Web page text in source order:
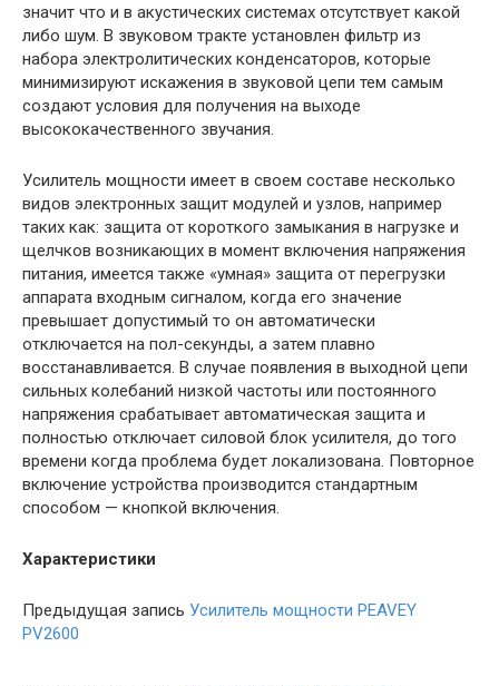
значит что и в акустических системах отсутствует какой
либо шум. В звуковом тракте установлен фильтр из
набора электролитических конденсаторов, которые
минимизируют искажения в звуковой цепи тем самым
создают условия для получения на выходе
высококачественного звучания.
Усилитель мощности имеет в своем составе несколько
видов электронных защит модулей и узлов, например
таких как: защита от короткого замыкания в нагрузке и
щелчков возникающих в момент включения напряжения
питания, имеется также «умная» защита от перегрузки
аппарата входным сигналом, когда его значение
превышает допустимый то он автоматически
отключается на пол-секунды, а затем плавно
восстанавливается. В случае появления в выходной цепи
сильных колебаний низкой частоты или постоянного
напряжения срабатывает автоматическая защита и
полностью отключает силовой блок усилителя, до того
времени когда проблема будет локализована. Повторное
включение устройства производится стандартным
способом — кнопкой включения.
Характеристики
Предыдущая запись Усилитель мощности PEAVEY
PV2600